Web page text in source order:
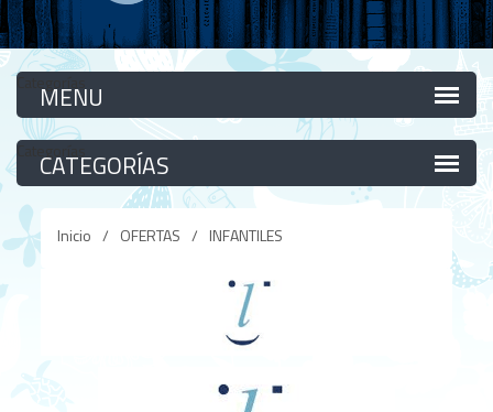
Categorías
Categorías
Inicio / OFERTAS / INFANTILES